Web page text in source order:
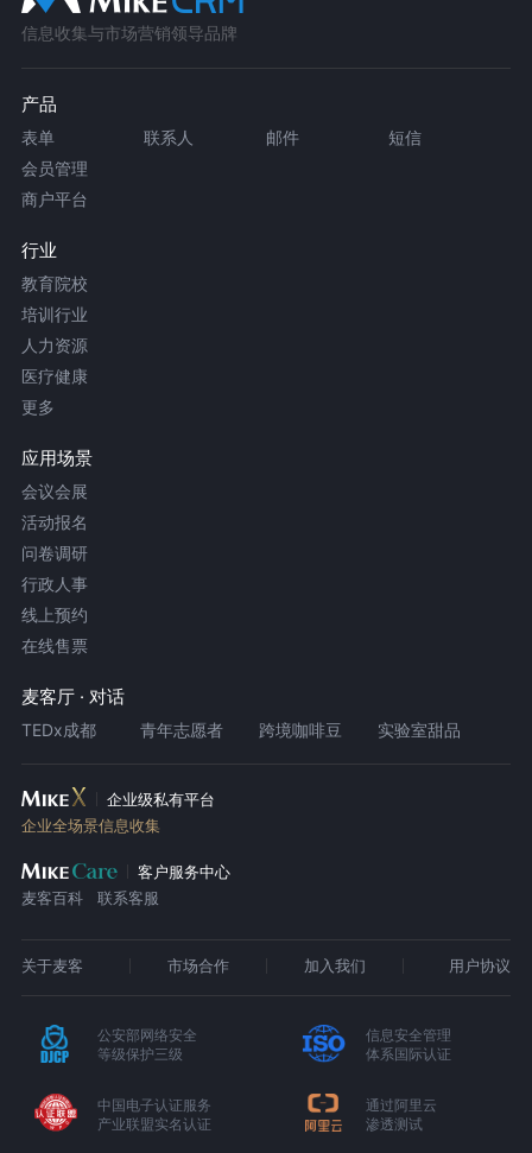
信息收集与市场营销领导品牌
产品
表单 联系人 邮件
短信
会员管理
商户平台
行业
教育院校
培训行业
人力资源
医疗健康
更多
应用场景
会议会展
活动报名
问卷调研
行政人事
线上预约
在线售票
麦客厅 · 对话
TEDx成都 青年志愿者 跨境咖啡豆 实验室甜品
企业级私有平台
企业全场景信息收集
客户服务中心
麦客百科
联系客服
关于麦客 市场合作 加入我们 用户协议
公安部网络安全
等级保护三级
信息安全管理
体系国际认证
中国电子认证服务
产业联盟实名认证
通过阿里云
渗透测试